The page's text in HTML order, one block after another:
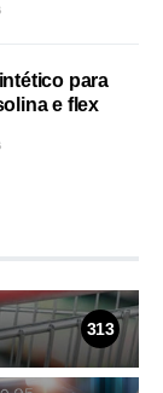
para
e flex
313